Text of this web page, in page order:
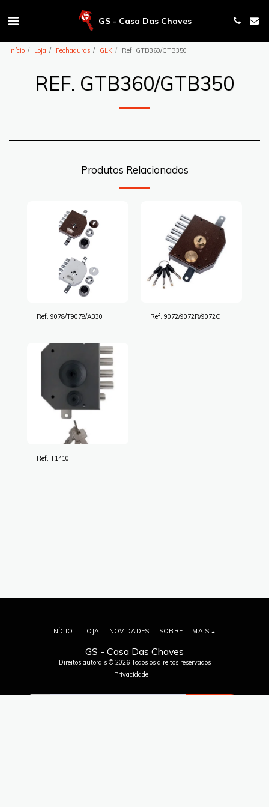
GS - Casa Das Chaves
Início Loja Fechaduras GLK Ref. GTB360/GTB350
REF. GTB360/GTB350
Produtos Relacionados
Ref. 9078/T9078/A330 Ref. 9072/9072R/9072C
Ref. T1410
GS - Casa Das Chaves
Direitos autorais © 2026 Todos os direitos reservados
Privacidade
INÍCIO LOJA NOVIDADES SOBRE MAIS